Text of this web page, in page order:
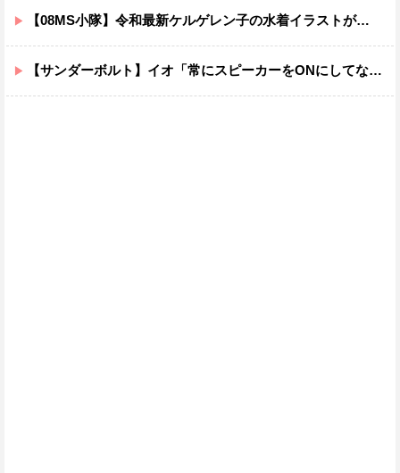
【08MS小隊】令和最新ケルゲレン子の水着イラストがあまりにもスケベすぎる…
【サンダーボルト】イオ「常にスピーカーをONにしてな！」→オフにしたくなる音ｗｗｗｗｗｗｗｗｗｗｗ